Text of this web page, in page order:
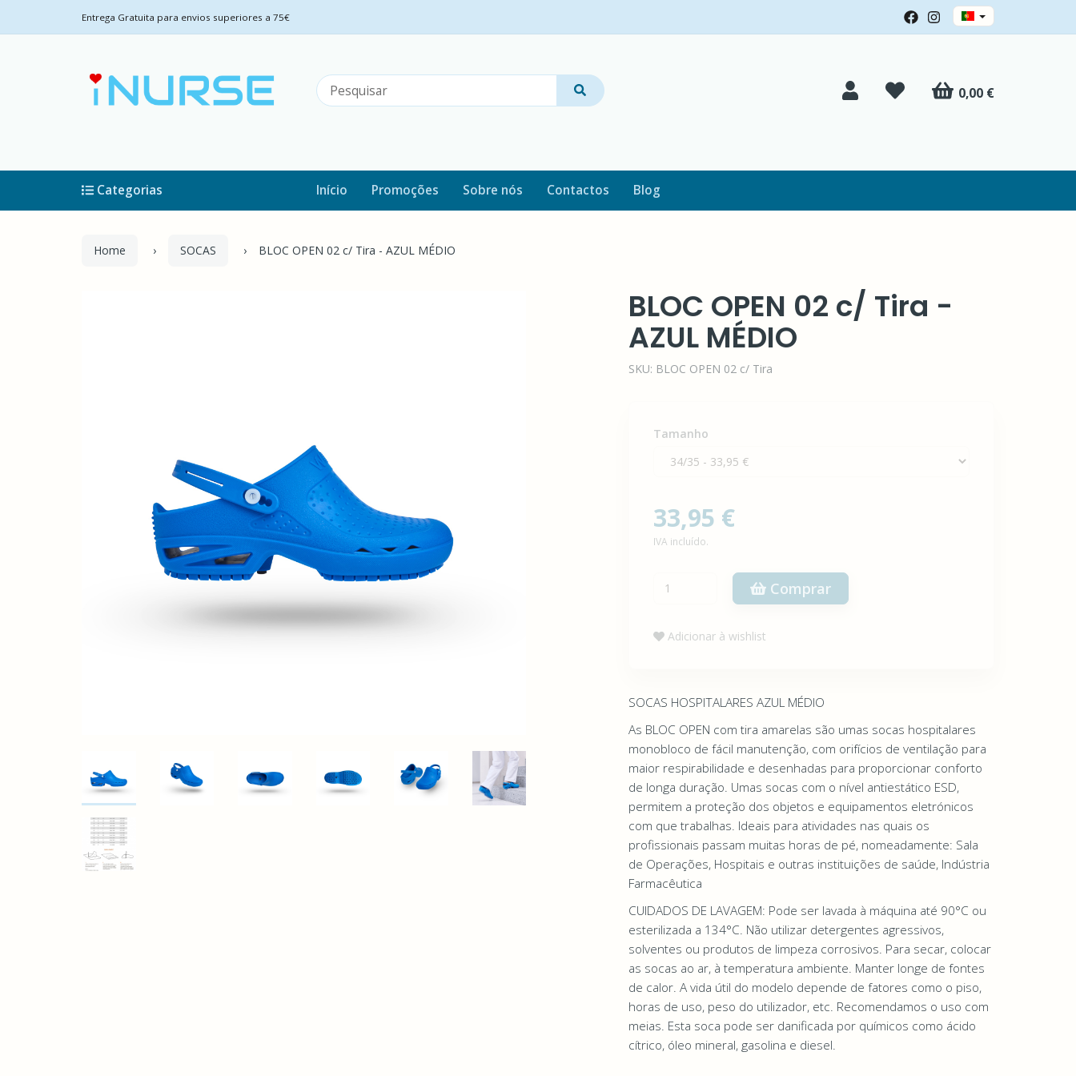
Entrega Gratuita para envios superiores a 75€
0,00 €
Início Promoções Sobre nós Contactos Blog
Categorias
Home SOCAS BLOC OPEN 02 c/ Tira - AZUL MÉDIO
BLOC OPEN 02 c/ Tira -
AZUL MÉDIO
SKU: BLOC OPEN 02 c/ Tira
Tamanho
33,95 €
IVA incluído.
Comprar
Adicionar à wishlist
SOCAS HOSPITALARES AZUL MÉDIO
As BLOC OPEN com tira amarelas são umas socas hospitalares
monobloco de fácil manutenção, com orifícios de ventilação para
maior respirabilidade e desenhadas para proporcionar conforto
de longa duração. Umas socas com o nível antiestático ESD,
permitem a proteção dos objetos e equipamentos eletrónicos
com que trabalhas. Ideais para atividades nas quais os
profissionais passam muitas horas de pé, nomeadamente: Sala
de Operações, Hospitais e outras instituições de saúde, Indústria
Farmacêutica
CUIDADOS DE LAVAGEM: Pode ser lavada à máquina até 90°C ou
esterilizada a 134°C. Não utilizar detergentes agressivos,
solventes ou produtos de limpeza corrosivos. Para secar, colocar
as socas ao ar, à temperatura ambiente. Manter longe de fontes
de calor. A vida útil do modelo depende de fatores como o piso,
horas de uso, peso do utilizador, etc. Recomendamos o uso com
meias. Esta soca pode ser danificada por químicos como ácido
cítrico, óleo mineral, gasolina e diesel.